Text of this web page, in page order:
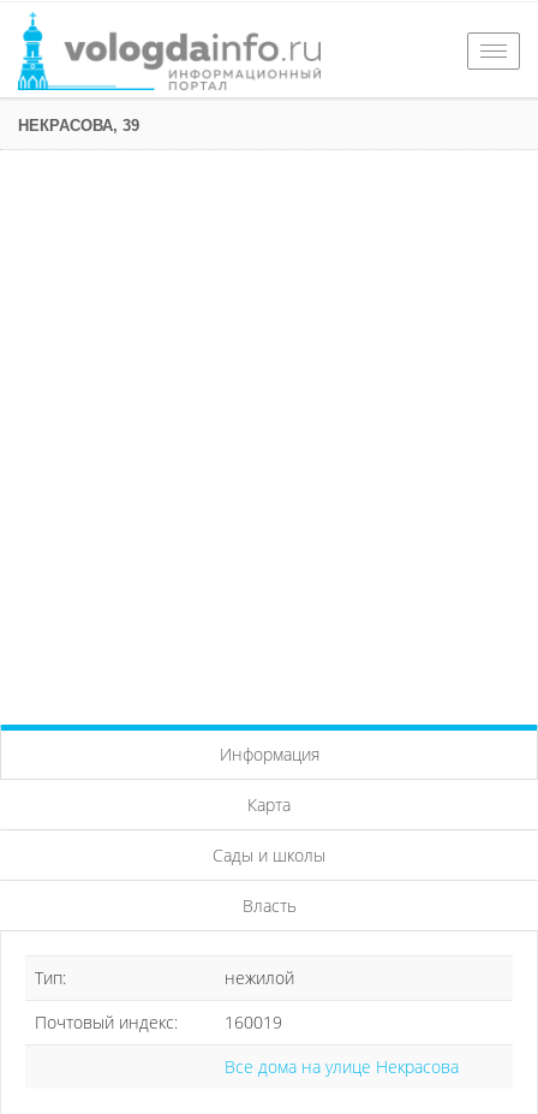
НЕКРАСОВА, 39
Информация
Карта
Сады и школы
Власть
Тип:
нежилой
Почтовый индекс:
160019
Все дома на улице Некрасова